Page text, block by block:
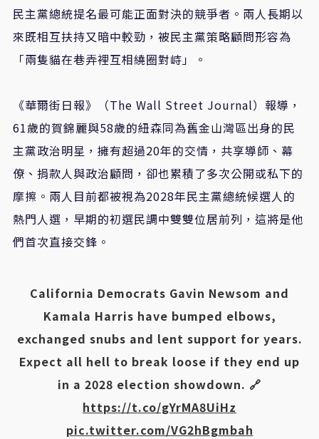
民主黨總統提名最可能正面對決的競爭者。兩人長期以
來既相互扶持又暗中較勁，被民主黨策略顧問形容為
「兩隻貓在巷弄裡互相繞圈對峙」。
《華爾街日報》（The Wall Street Journal）報導，
61歲的賀錦麗與58歲的紐森同為舊金山灣區出身的民
主黨政治明星，擁有超過20年的交情，共享導師、幕
僚、捐款人與政治顧問，卻也累積了多次公開或私下的
摩擦。兩人目前都被視為2028年民主黨總統候選人的
熱門人選，早期的初選民調中雙雙位居前列，這將是他
們首次直接交鋒。
California Democrats Gavin Newsom and
Kamala Harris have bumped elbows,
exchanged snubs and lent support for years.
Expect all hell to break loose if they end up
in a 2028 election showdown. 🔗
https://t.co/gYrMA8UiHz
pic.twitter.com/VG2hBgmbah